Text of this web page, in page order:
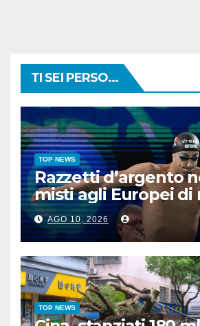
TI SEI PERSO...
TOP NEWS
Razzetti d’argento
misti agli Europei di
AGO 10, 2026
TOP NEWS